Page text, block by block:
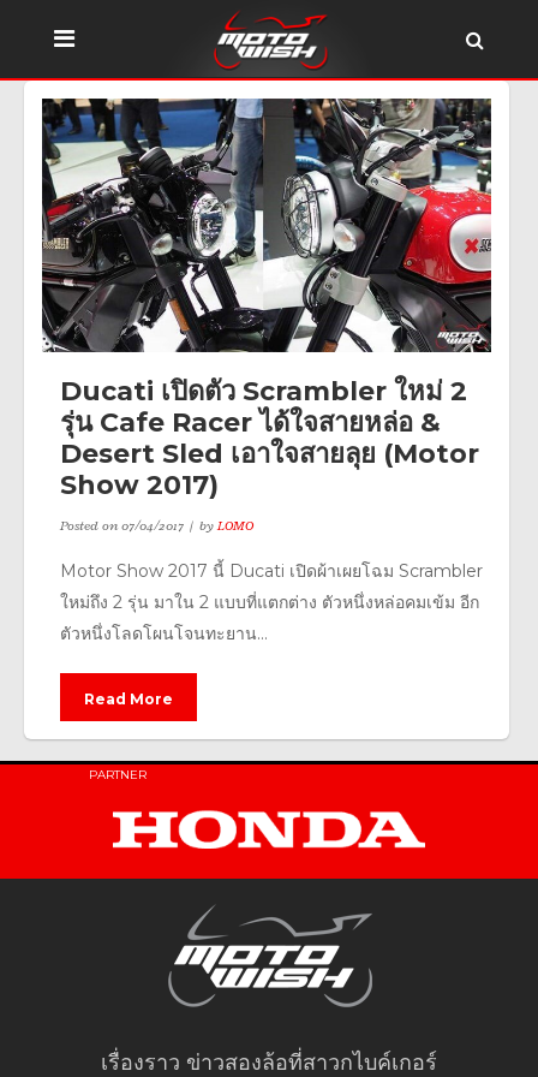
Ducati เปิดตัว Scrambler ใหม่ 2
รุ่น Cafe Racer ได้ใจสายหล่อ &
Desert Sled เอาใจสายลุย (Motor
Show 2017)
Posted on07/04/2017 byLOMO
Motor Show 2017 นี้ Ducati เปิดผ้าเผยโฉม Scrambler
ใหม่ถึง 2 รุ่น มาใน 2 แบบที่แตกต่าง ตัวหนึ่งหล่อคมเข้ม อีก
ตัวหนึ่งโลดโผนโจนทะยาน...
Read More
PARTNER
เรื่องราว ข่าวสองล้อที่สาวกไบค์เกอร์